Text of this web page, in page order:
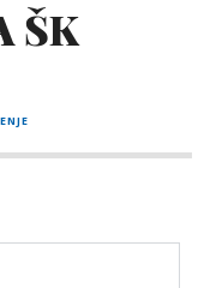
ŠK